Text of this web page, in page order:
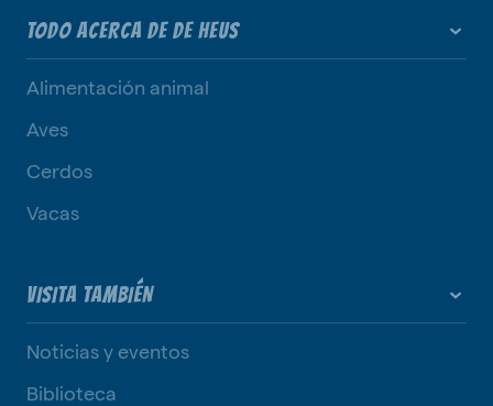
TODO ACERCA DE DE HEUS
Alimentación animal
Aves
Cerdos
Vacas
VISITA TAMBIÉN
Noticias y eventos
Biblioteca